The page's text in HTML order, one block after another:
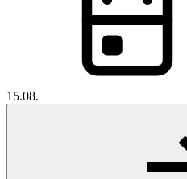
15.08.